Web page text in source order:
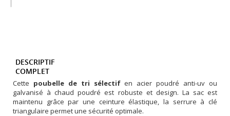
DESCRIPTIF
COMPLET
Cette poubelle de tri sélectifen acier poudré anti-uv ou
galvanisé à chaud poudré est robuste et design. La sac est
maintenu grâce par une ceinture élastique, la serrure à clé
triangulaire permet une sécurité optimale.